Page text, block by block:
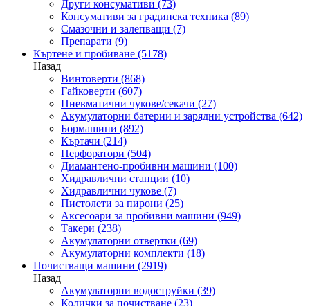
Други консумативи (73)
Консумативи за градинска техника (89)
Смазочни и залепващи (7)
Препарати (9)
Къртене и пробиване (5178)
Назад
Винтоверти (868)
Гайковерти (607)
Пневматични чукове/секачи (27)
Акумулаторни батерии и зарядни устройства (642)
Бормашини (892)
Къртачи (214)
Перфоратори (504)
Диамантено-пробивни машини (100)
Хидравлични станции (10)
Хидравлични чукове (7)
Пистолети за пирони (25)
Аксесоари за пробивни машини (949)
Такери (238)
Акумулаторни отвертки (69)
Акумулаторни комплекти (18)
Почистващи машини (2919)
Назад
Акумулаторни водоструйки (39)
Колички за почистване (23)